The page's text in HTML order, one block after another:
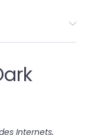
Internets,